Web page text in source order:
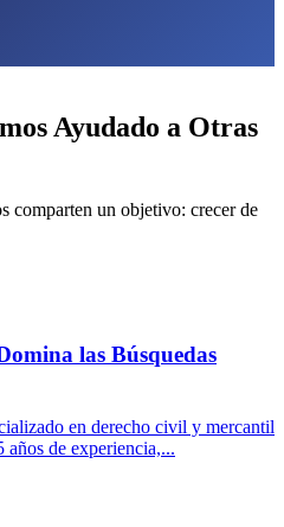
Ayudado a Otras
comparten un objetivo: crecer de
las Búsquedas
en derecho civil y mercantil
años de experiencia,...